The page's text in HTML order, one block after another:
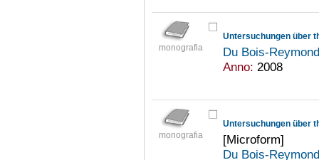
monografia
Untersuchungen über
Du Bois-
Anno: 2008
monografia
Untersuchungen über
[Microform]
Du Bois-